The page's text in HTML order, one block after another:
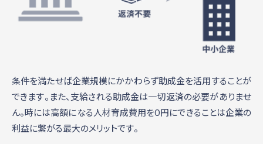
条件を満たせば企業規模にかかわらず助成金を活用することが
できます。また、支給される助成金は一切返済の必要がありませ
ん。時には高額になる人材育成費用を0円にできることは企業の
利益に繋がる最大のメリットです。